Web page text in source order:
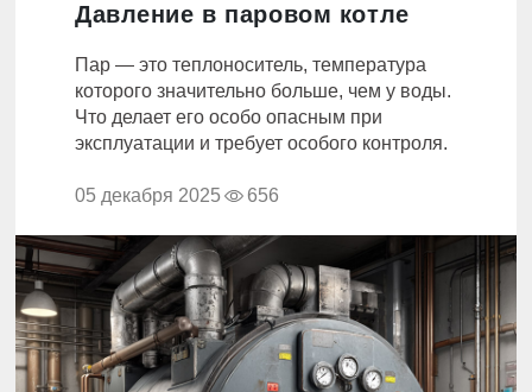
Давление в паровом котле
Пар — это теплоноситель, температура
которого значительно больше, чем у воды.
Что делает его особо опасным при
эксплуатации и требует особого контроля.
05 декабря 2025 656